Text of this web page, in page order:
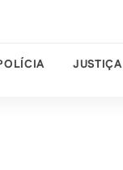
JUSTIÇA